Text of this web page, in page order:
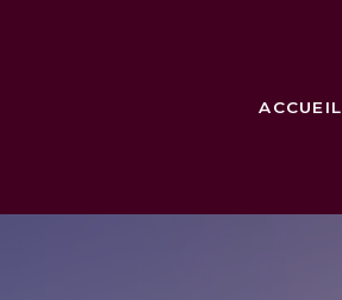
ACCUEIL